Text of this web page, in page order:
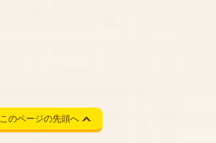
このページの先頭へ